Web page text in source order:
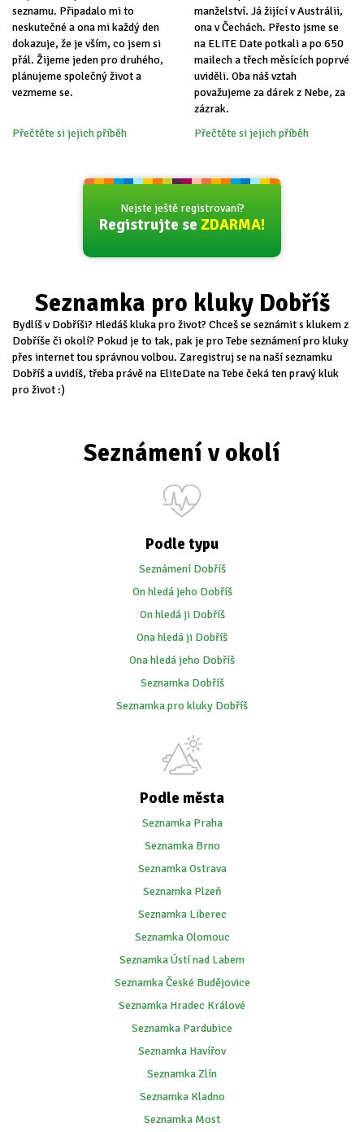
seznamu. Připadalo mi to
neskutečné a ona mi každý den
dokazuje, že je vším, co jsem si
přál. Žijeme jeden pro druhého,
plánujeme společný život a
vezmeme se.
Přečtěte si jejich příběh
manželství. Já žijící v Austrálii,
ona v Čechách. Přesto jsme se
na ELITE Date potkali a po 650
mailech a třech měsících poprvé
uviděli. Oba náš vztah
považujeme za dárek z Nebe, za
zázrak.
Přečtěte si jejich příběh
Nejste ještě registrovaní?
Registrujte se ZDARMA!
Seznamka pro kluky Dobříš
Bydlíš v Dobříši? Hledáš kluka pro život? Chceš se seznámit s klukem z
Dobříše či okolí? Pokud je to tak, pak je pro Tebe seznámení pro kluky
přes internet tou správnou volbou. Zaregistruj se na naší seznamku
Dobříš a uvidíš, třeba právě na EliteDate na Tebe čeká ten pravý kluk
pro život :)
Seznámení v okolí
Podle typu
Seznámení Dobříš
On hledá jeho Dobříš
On hledá ji Dobříš
Ona hledá ji Dobříš
Ona hledá jeho Dobříš
Seznamka Dobříš
Seznamka pro kluky Dobříš
Podle města
Seznamka Praha
Seznamka Brno
Seznamka Ostrava
Seznamka Plzeň
Seznamka Liberec
Seznamka Olomouc
Seznamka Ústí nad Labem
Seznamka České Budějovice
Seznamka Hradec Králové
Seznamka Pardubice
Seznamka Havířov
Seznamka Zlín
Seznamka Kladno
Seznamka Most